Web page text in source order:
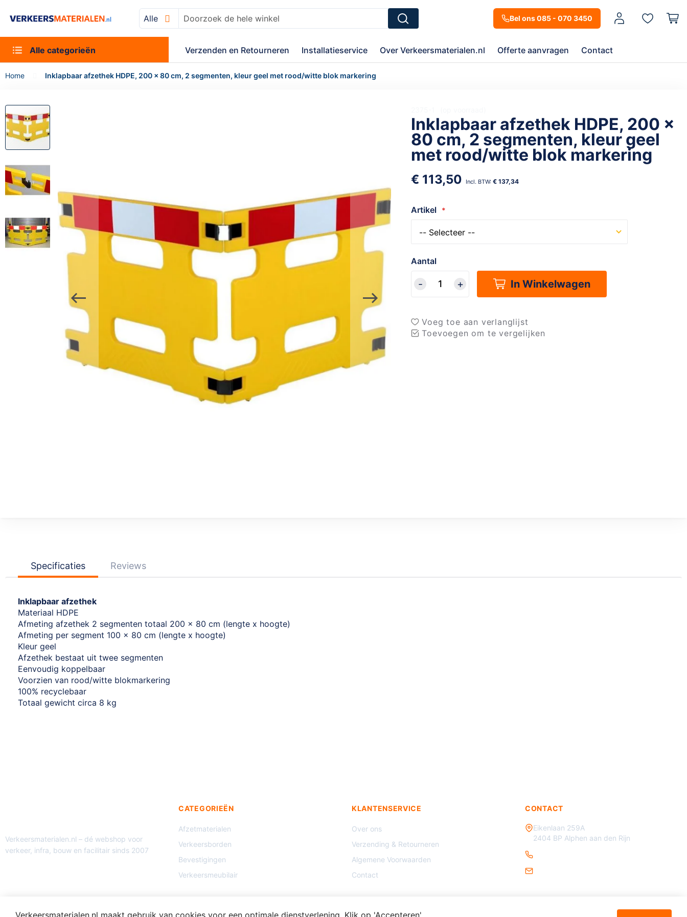
Bel ons 085 - 070 3450 Mijn account
Alle Zoek
Alle categorieën Verzenden en Retourneren Installatieservice Over Verkeersmaterialen.nl Offerte aanvragen Contact
Home Inklapbaar afzethek HDPE, 200 x 80 cm, 2 segmenten, kleur geel met rood/witte blok markering
Inklapbaar afzethek HDPE, 200 x
80 cm, 2 segmenten, kleur geel
met rood/witte blok markering
€ 113,50 € 137,34
Artikel
Aantal
In Winkelwagen
Voeg toe aan verlanglijst
Toevoegen om te vergelijken
Ga
naar
het
einde
de
afbeeldingen-
gallerij
afbeeldingen-
gallerij
Specificaties Reviews
Inklapbaar afzethek
Materiaal HDPE
Afmeting afzethek 2 segmenten totaal 200 x 80 cm (lengte x hoogte)
Afmeting per segment 100 x 80 cm (lengte x hoogte)
Kleur geel
Afzethek bestaat uit twee segmenten
Eenvoudig koppelbaar
Voorzien van rood/witte blokmarkering
100% recyclebaar
Totaal gewicht circa 8 kg
Verkeersmaterialen.nl – dé webshop voor
verkeer, infra, bouw en facilitair sinds 2007
CATEGORIEËN
Afzetmaterialen
Verkeersborden
Bevestigingen
Verkeersmeubilair
KLANTENSERVICE
Over ons
Verzending & Retourneren
Algemene Voorwaarden
Contact
CONTACT
Eikenlaan 259A
2404 BP Alphen aan den Rijn
Verkeersmaterialen.nl maakt gebruik van cookies voor een optimale dienstverlening. Klik op 'Accepteren'